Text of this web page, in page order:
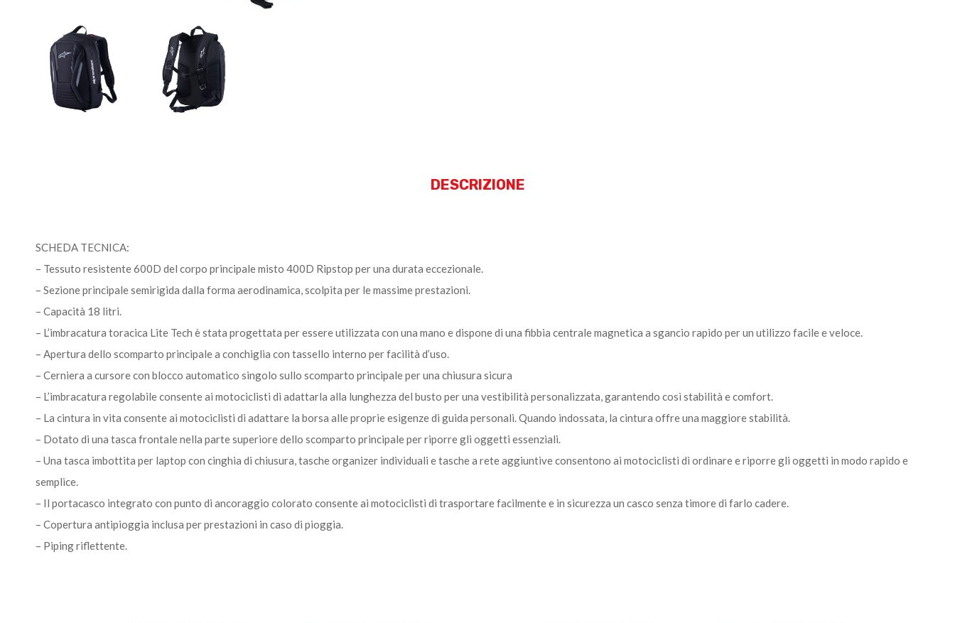
DESCRIZIONE
SCHEDA TECNICA:
– Tessuto resistente 600D del corpo principale misto 400D Ripstop per una durata eccezionale.
– Sezione principale semirigida dalla forma aerodinamica, scolpita per le massime prestazioni.
– Capacità 18 litri.
– L’imbracatura toracica Lite Tech è stata progettata per essere utilizzata con una mano e dispone di una fibbia centrale magnetica a sgancio rapido per un utilizzo facile e veloce.
– Apertura dello scomparto principale a conchiglia con tassello interno per facilità d’uso.
– Cerniera a cursore con blocco automatico singolo sullo scomparto principale per una chiusura sicura
– L’imbracatura regolabile consente ai motociclisti di adattarla alla lunghezza del busto per una vestibilità personalizzata, garantendo così stabilità e comfort.
– La cintura in vita consente ai motociclisti di adattare la borsa alle proprie esigenze di guida personali. Quando indossata, la cintura offre una maggiore stabilità.
– Dotato di una tasca frontale nella parte superiore dello scomparto principale per riporre gli oggetti essenziali.
– Una tasca imbottita per laptop con cinghia di chiusura, tasche organizer individuali e tasche a rete aggiuntive consentono ai motociclisti di ordinare e riporre gli oggetti in modo rapido e
semplice.
– Il portacasco integrato con punto di ancoraggio colorato consente ai motociclisti di trasportare facilmente e in sicurezza un casco senza timore di farlo cadere.
– Copertura antipioggia inclusa per prestazioni in caso di pioggia.
– Piping riflettente.